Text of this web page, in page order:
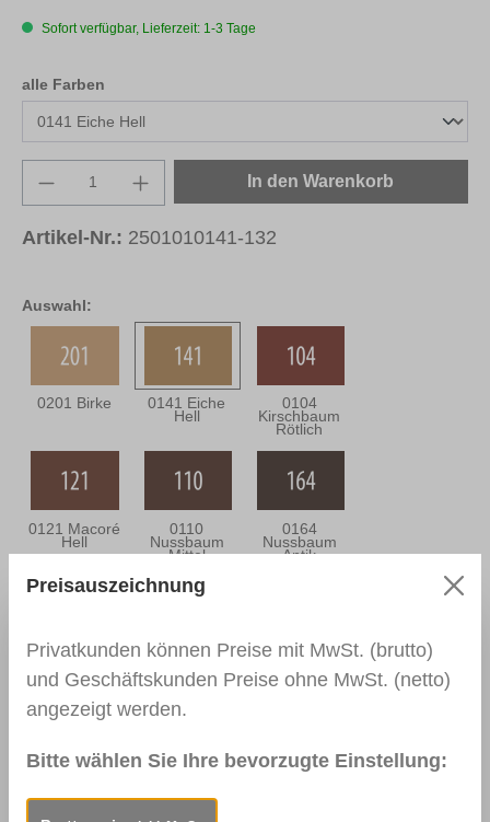
Auswahl:
0201 Birke 0141 Eiche
Hell
0104
Kirschbaum
Rötlich
0121 Macoré
Hell
0110
Nussbaum
Mittel
0164
Nussbaum
Antik
0114
Dunkel
0915 Gelb 0917 Rot
Sofort verfügbar, Lieferzeit: 1-3 Tage
alle Farben
Produkt Anzahl: Gib den gewünschten
In den Warenkorb
Artikel-Nr.: 2501010141-132
Preisauszeichnung
Privatkunden können Preise mit MwSt. (brutto)
und Geschäftskunden Preise ohne MwSt. (netto)
angezeigt werden.
Bitte wählen Sie Ihre bevorzugte Einstellung: